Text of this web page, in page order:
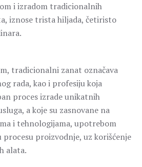
i izradom tradicionalnih
iznose trista hiljada, četiristo
tradicionalni zanat označava
rada, kao i profesiju koja
proces izrade unikatnih
a koje su zasnovane na
i tehnologijama, upotrebom
proizvodnje, uz korišćenje
alata.